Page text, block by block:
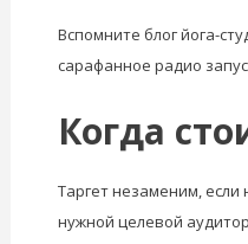
Вспомните блог йога-
сарафанное радио
Когда
Таргет незаменим,
нужной целевой